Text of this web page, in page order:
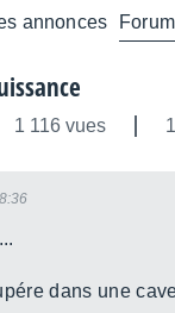
annonces
1 116 vues
dans une